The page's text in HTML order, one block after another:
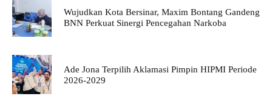
Wujudkan Kota Bersinar, Maxim Bontang Gandeng
BNN Perkuat Sinergi Pencegahan Narkoba
Ade Jona Terpilih Aklamasi Pimpin HIPMI Periode
2026-2029